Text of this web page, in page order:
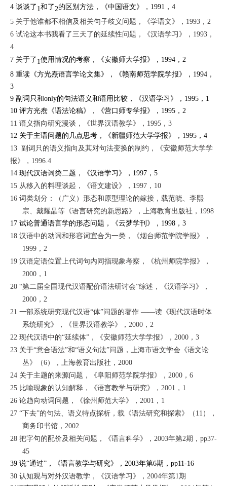
4 谈谈了 1和了2的区别方法 ， 《中国语文》
，1991，4
5 关于他谁都不相信及相关句子歧义问题 ， 《学语文》
，1993，2
6 试论这本书我看了三天了的延续性问题 ， 《汉语学习》
，1993，
4
7 关于了 1使用情况的考察 ， 《安徽师大学报》
，1994，2
8 重读《方光焘语言学论文集》 ， 《赣南师范学院学报》
，1994，
3
9 副词只和only的句法语义和语用比较 ， 《汉语学习》
，1995，1
10 评方光焘《语法论稿》 ， 《营口师专学报》
，1995，2
11 语义指向研究漫谈 ，《世界汉语教学》，1995，3
12 关于主语问题的几点思考 ， 《新疆师范大学学报》
，1995，4
13 副词只的语义指向及其对句法变换的制约，
《安徽师范大学学
报》
，1996.4
14 现代汉语词类二题 ， 《汉语学习》
，1997，5
15 从移入的料理谈起 ， 《语文建设》
，1997，10
16 词类划分：（广义）形态和原型理论的嫁接， 载范晓、李熙
宗、戴耀晶等 《语言研究的新思路》
，上海教育出版社，1998
17 试论普通语言学的形态问题 ， 《云梦学刊》
，1998，3
18 汉语中的动词和形容词宜合为一类 ， 《烟台师范学院学报》
，
1999，2
19 汉语定语位置上代词句内同指现象考察 ， 《杭州师院学报》
，
2000，1
20 “第二届全国现代汉语配价语法研讨会”综述 ， 《汉语学习》
，
2000，2
21 一部系统研究现代汉语“体”问题的著作 ――读《现代汉语时体
系统研究》
， 《世界汉语教学》
，2000，2
22 现代汉语中的“延续体” ， 《安徽师范大学学报》
，2000，3
23 关于“意合语法”和“语义句法”问题， 上海市语文学会 《语文论
丛》
（6），上海教育出版社，2000
24 关于主题的来源问题 ， 《阜阳师范学院学报》
，2000，6
25 比喻现象的认知解释 ， 《语言教学与研究》
，2001，1
26 论趋向动词问题 ， 《徐州师范大学》
，2001，1
27 “下去”的句法、语义特点探析 ，载 《语法研究和探索》
（11），
商务印书馆，2002
28 把字句的配价及相关问题 ， 《语言科学》
，2003年第2期，pp37-
45
39 说“通过” ， 《语言教学与研究》
，2003年第6期，pp11-16
30 认知观与对外汉语教学 ， 《汉语学习》
，2004年第1期